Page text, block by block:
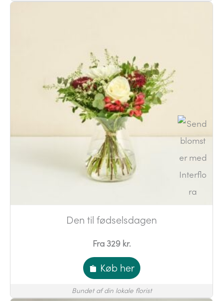
Den til fødselsdagen
Fra 329 kr.
Køb her
Bundet af din lokale florist